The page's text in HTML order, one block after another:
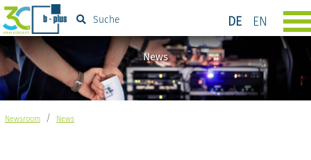
DE EN
Suche
News
Newsroom / News